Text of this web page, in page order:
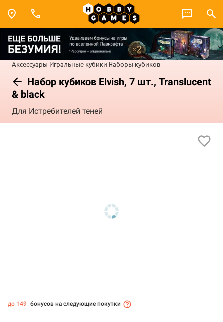
Аксессуары Игральные кубики Наборы кубиков
Набор кубиков Elvish, 7 шт., Translucent
& black
Для Истребителей теней
до 149 бонусов на следующие покупки